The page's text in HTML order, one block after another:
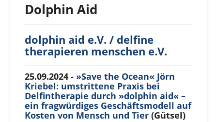
Dolphin Aid
dolphin aid e.V. / delfine
therapieren menschen e.V.
25.09.2024 - »Save the Ocean« Jörn
Kriebel: umstrittene Praxis bei
Delfintherapie durch »dolphin aid« –
ein fragwürdiges Geschäftsmodell auf
Kosten von Mensch und Tier (Gütsel)